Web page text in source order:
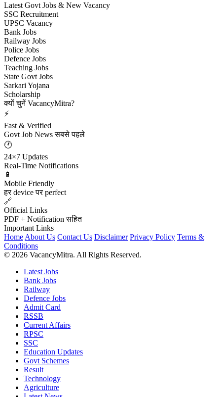
Latest Govt Jobs & New Vacancy
SSC Recruitment
UPSC Vacancy
Bank Jobs
Railway Jobs
Police Jobs
Defence Jobs
Teaching Jobs
State Govt Jobs
Sarkari Yojana
Scholarship
क्यों चुनें VacancyMitra?
⚡
Fast & Verified
Govt Job News सबसे पहले
🕐
24×7 Updates
Real-Time Notifications
📱
Mobile Friendly
हर device पर perfect
🔗
Official Links
PDF + Notification सहित
Important Links
Home About Us Contact Us Disclaimer Privacy Policy Terms &
Conditions
© 2026 VacancyMitra. All Rights Reserved.
Latest Jobs
Bank Jobs
Railway
Defence Jobs
Admit Card
RSSB
Current Affairs
RPSC
SSC
Education Updates
Govt Schemes
Result
Technology
Agriculture